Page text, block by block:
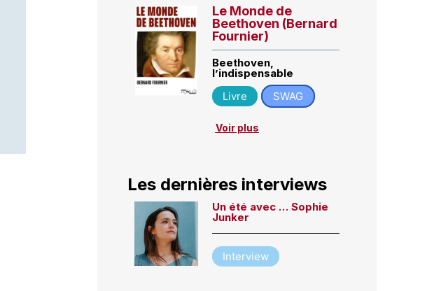
Le Monde de
Beethoven (Bernard
Fournier)
Beethoven,
l’indispensable
Livre
SWAG
Voir plus
Les dernières interviews
Un été avec … Sophie
Junker
Interview